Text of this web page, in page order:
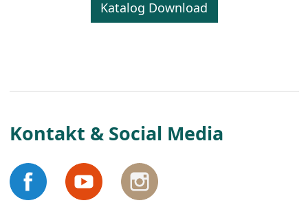
Katalog Download
Kontakt & Social Media